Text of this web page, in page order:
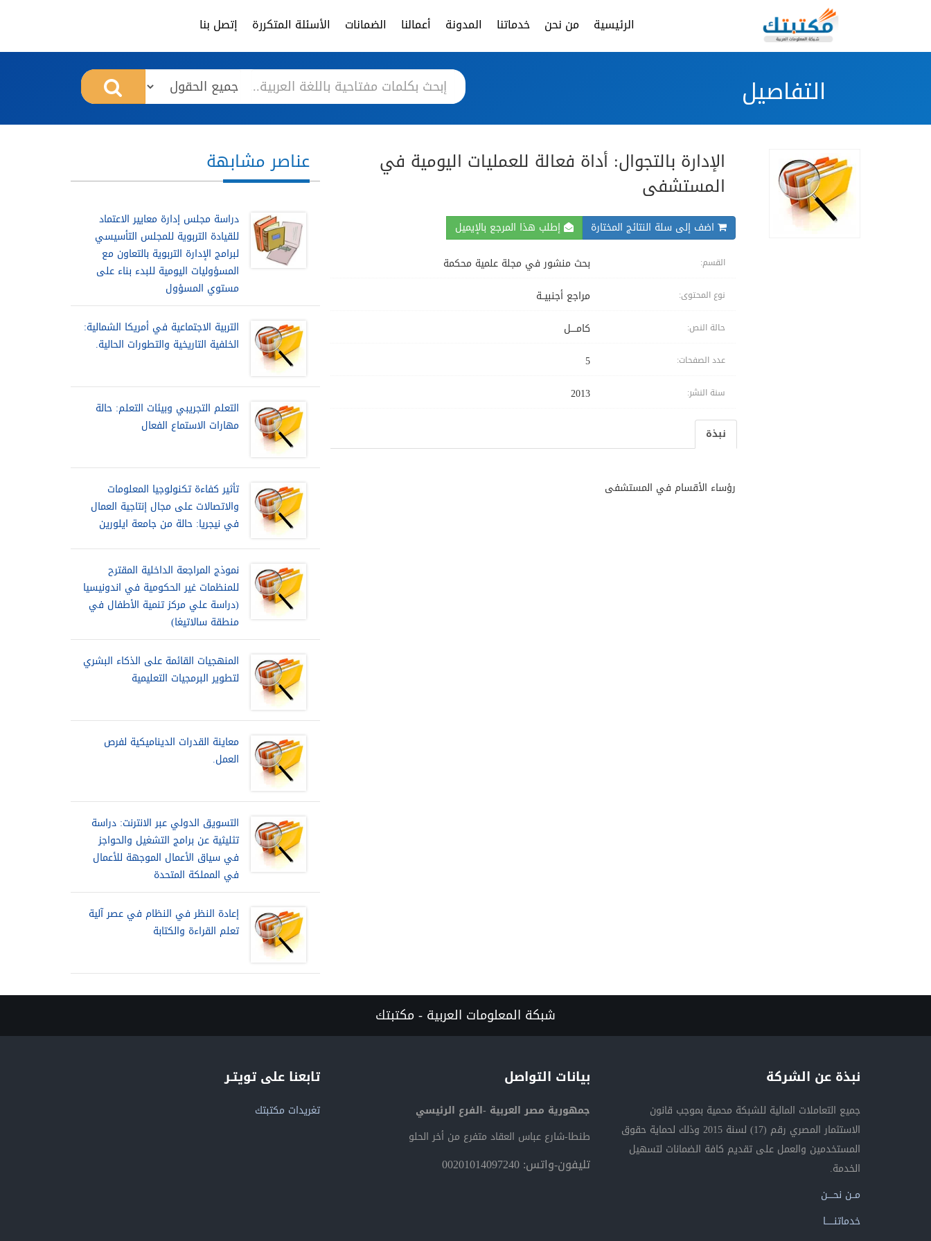
الرئيسية من نحن خدماتنا المدونة أعمالنا الضمانات الأسئلة المتكررة إتصل بنا
التفاصيل
الإدارة بالتجوال: أداة فعالة للعمليات اليومية في
المستشفى
اضف إلى سلة النتائج المختارة إطلب هذا المرجع بالإيميل
القسم: بحث منشور في مجلة علمية محكمة
نوع المحتوى: مراجع أجنبيــة
حالة النص: كامــــل
عدد الصفحات: 5
سنة النشر: 2013
نبذة
رؤساء الأقسام في المستشفى
عناصر مشابهة
دراسة مجلس إدارة معايير الاعتماد
للقيادة التربوية للمجلس التأسيسي
لبرامج الإدارة التربوية بالتعاون مع
المسؤوليات اليومية للبدء بناء على
مستوي المسؤول
التربية الاجتماعية في أمريكا الشمالية:
الخلفية التاريخية والتطورات الحالية.
التعلم التجريبي وبيئات التعلم: حالة
مهارات الاستماع الفعال
تأثير كفاءة تكنولوجيا المعلومات
والاتصالات على مجال إنتاجية العمال
في نيجريا: حالة من جامعة ايلورين
نموذج المراجعة الداخلية المقترح
للمنظمات غير الحكومية في اندونيسيا
(دراسة علي مركز تنمية الأطفال في
منطقة سالاتيغا)
المنهجيات القائمة على الذكاء البشري
لتطوير البرمجيات التعليمية
معاينة القدرات الديناميكية لفرص
العمل.
التسويق الدولي عبر الانترنت: دراسة
تثليثية عن برامج التشغيل والحواجز
في سياق الأعمال الموجهة للأعمال
في المملكة المتحدة
إعادة النظر في النظام في عصر آلية
تعلم القراءة والكتابة
شبكة المعلومات العربية - مكتبتك
نبذة عن الشركة
جميع التعاملات المالية للشبكة محمية بموجب قانون
الاستثمار المصري رقم (17) لسنة 2015 وذلك لحماية حقوق
المستخدمين والعمل على تقديم كافة الضمانات لتسهيل
الخدمة.
مــن نحــــن
خدماتنــــــا
بيانات التواصل
جمهورية مصر العربية -الفرع الرئيسي
طنطا-شارع عباس العقاد متفرع من أخر الحلو
تليفون-واتس: 00201014097240
تابعنا على تويتـر
تغريدات مكتبتك